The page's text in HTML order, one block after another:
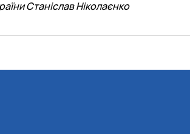
Станіслав Ніколаєнко